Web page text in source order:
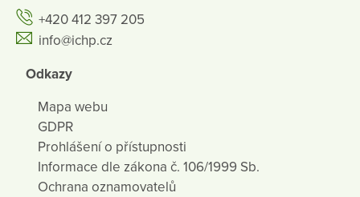
+420 412 397 205
info@ichp.cz
Odkazy
Mapa webu
GDPR
Prohlášení o přístupnosti
Informace dle zákona č. 106/1999 Sb.
Ochrana oznamovatelů